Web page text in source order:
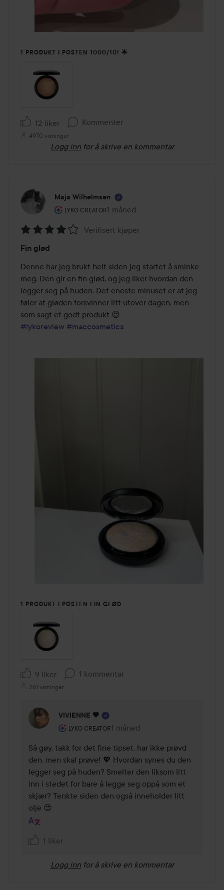
1 PRODUKT I POSTEN 1000/10! 🌟
12 liker Kommenter
4970 visninger
Logg inn for å skrive en kommentar
Maja Wilhelmsen
LYKO CREATOR
Brukerens rolle: Lyko Creator.
1 måned
Innlegget ble opprettet 1 måned
4
av
5
Verifisert kjøper
Fin glød
Denne har jeg brukt helt siden jeg startet å sminke
meg. Den gir en fin glød, og jeg liker hvordan den
legger seg på huden. Det eneste minuset er at jeg
føler at gløden forsvinner litt utover dagen, men
#lykoreview #maccosmetics
1 PRODUKT I POSTEN FIN GLØD
9 liker 1 kommentar
261 visninger
VIVIENNE 🖤
LYKO CREATOR
Brukerens rolle: Lyko Creator.
1 måned
Kommentaren lades 1 måned
Så gøy, takk for det fine tipset, har ikke prøvd
den, men skal prøve! 💖 Hvordan synes du den
legger seg på huden? Smelter den liksom litt
inn i stedet for bare å legge seg oppå som et
skjær? Tenkte siden den også inneholder litt
olje 😍
1 liker
Logg inn for å skrive en kommentar